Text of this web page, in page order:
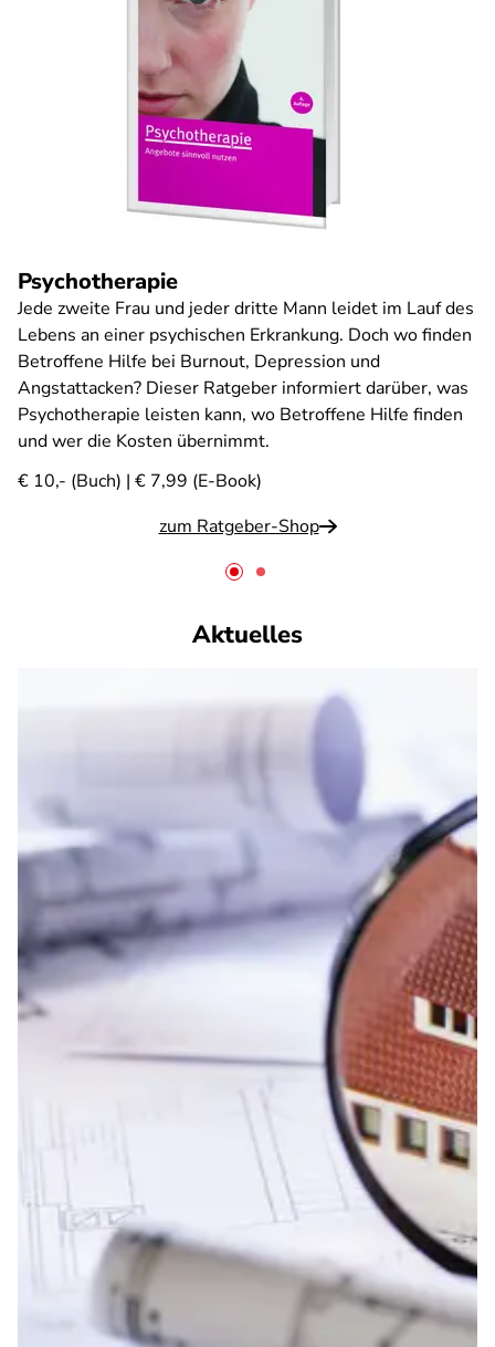
Psychotherapie
Jede zweite Frau und jeder dritte Mann leidet im Lauf des
Lebens an einer psychischen Erkrankung. Doch wo finden
Betroffene Hilfe bei Burnout, Depression und
Angstattacken? Dieser Ratgeber informiert darüber, was
Psychotherapie leisten kann, wo Betroffene Hilfe finden
und wer die Kosten übernimmt.
€ 10,- (Buch) | € 7,99 (E-Book)
zum Ratgeber-Shop
Aktuelles